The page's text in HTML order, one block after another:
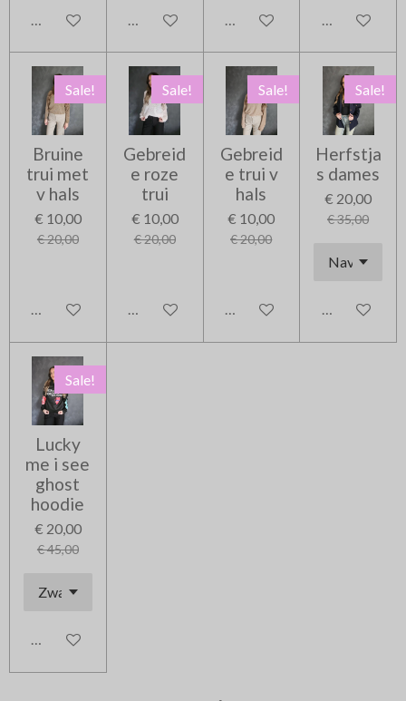
In winkelwagen In winkelwagen In winkelwagen In
Sale!
Bruine
trui met
v hals
€ 10,00
€ 20,00
In winkelwagen
Sale!
Gebreid
e roze
trui
€ 10,00
€ 20,00
In winkelwagen
Sale!
Gebreid
e trui v
hals
€ 10,00
€ 20,00
In winkelwagen
Sale!
Herfstja
s dames
€ 20,00
€ 35,00
In
Sale!
Lucky
me i see
ghost
hoodie
€ 20,00
€ 45,00
In winkelwagen